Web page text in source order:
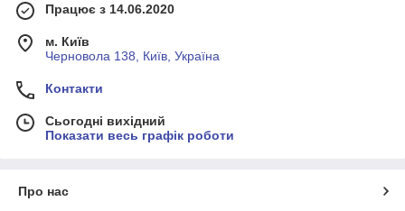
Працює з 14.06.2020
м. Київ
Черновола 138, Київ, Україна
Контакти
Сьогодні вихідний
Показати весь графік роботи
Про нас